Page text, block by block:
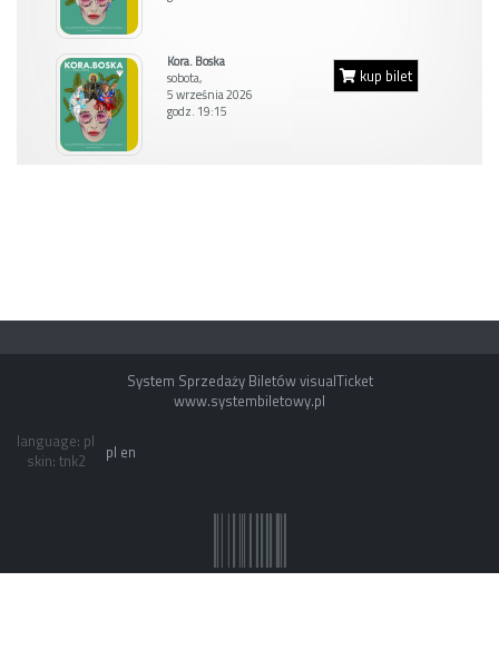
Kora. Boska
sobota,
5 września 2026
godz. 19:15
kup bilet
System Sprzedaży Biletów visualTicket
www.systembiletowy.pl
language: pl
skin: tnk2
pl en